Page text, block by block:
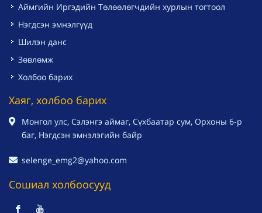
Аймгийн Иргэдийн Төлөөлөгчдийн хурлын тогтоол
Нэгдсэн эмнэлгүүд
Шилэн данс
Зөвлөмж
Холбоо барих
Хаяг, холбоо барих
Монгол улс, Сэлэнгэ аймаг, Сүхбаатар сум, Орхоны 6-р
баг, Нэгдсэн эмнэлэгийн байр
selenge_emg2@yahoo.com
Сошиал холбоосууд